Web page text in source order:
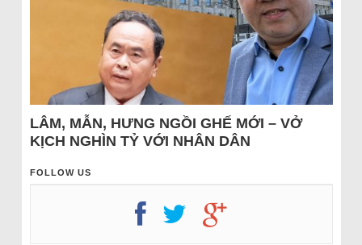
LÂM, MẪN, HƯNG NGỒI GHẾ MỚI – VỞ
KỊCH NGHÌN TỶ VỚI NHÂN DÂN
FOLLOW US